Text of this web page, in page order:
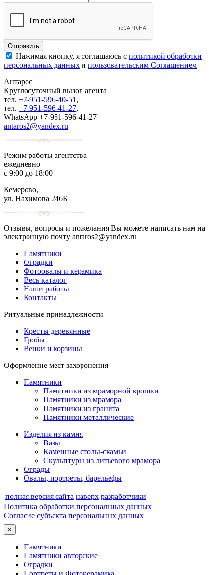
Нажимая кнопку, я соглашаюсь с политикой обработки
персональных данных и пользовательским Соглашением
Антарос
Круглосуточный вызов агента
тел. +7-951-596-40-51 ,
тел. +7-951-596-41-27,
WhatsApp +7-951-596-41-27
antaros2@yandex.ru
Режим работы агентства
ежедневно
с 9:00 до 18:00
Кемерово,
ул. Нахимова 246Б
Отзывы, вопросы и пожелания Вы можете написать нам на
электронную почту antaros2@yandex.ru
Памятники
Оградки
Фотоовалы и керамика
Весь каталог
Наши работы
Контакты
Ритуальные принадлежности
Кресты деревянные
Гробы
Венки и корзины
Оформление мест захоронения
Памятники
Памятники из мраморной крошки
Памятники из мрамора
Памятники из гранита
Памятники металлические
Изделия из камня
Вазы
Каменные столы-скамьи
Скульптуры из литьевого мрамора
Ограды
Овалы, портреты, барельефы
полная версия сайта наверх разработчики
Политика обработки персональных данных
Согласие субъекта персональных данных
×
Памятники
Памятники авторские
Оградки
Портреты и Фотокерамика